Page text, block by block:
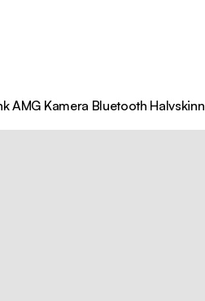
AMG Kamera Bluetooth Halvskinn